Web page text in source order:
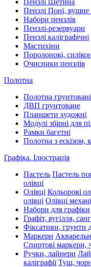
Пензлі Щетина
Пензлі Поні, вушне
Набори пензлів
Пензлі-резервуари
Пензлі каліграфічні
Мастихіни
Поролонові,
Очисники пензлів
Полотна
Полотна грунтовані
ДВП грунтоване
Планшети художні
Модулі збірні для
Рамки багетні
Полотна з ескізом,
Графіка. Ілюстрація
Пастель Пастель
олівці
Олівці Кольорові
олівці Олівці
Набори для графіки
Графіт, вугілля,
Фіксативи, грунти
Маркери
Спиртові маркери,
Ручки, лайнери
каліграфії Туш,